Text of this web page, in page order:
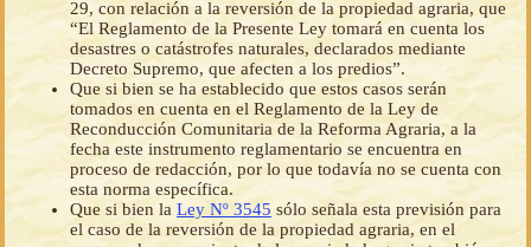
29, con relación a la reversión de la propiedad agraria, que
“El Reglamento de la Presente Ley tomará en cuenta los
desastres o catástrofes naturales, declarados mediante
Decreto Supremo, que afecten a los predios”.
Que si bien se ha establecido que estos casos serán
tomados en cuenta en el Reglamento de la Ley de
Reconducción Comunitaria de la Reforma Agraria, a la
fecha este instrumento reglamentario se encuentra en
proceso de redacción, por lo que todavía no se cuenta con
esta norma específica.
Que si bien la Ley Nº 3545 sólo señala esta previsión para
el caso de la reversión de la propiedad agraria, en el